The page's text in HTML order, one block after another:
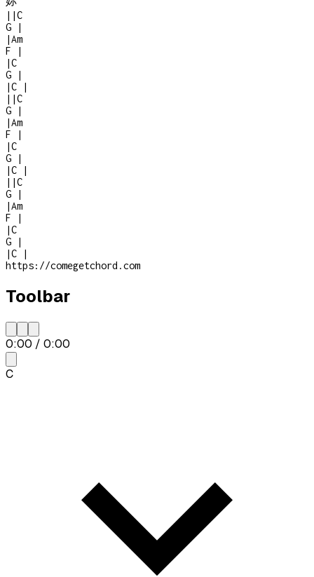
| |C
G
|
|Am
F
|
|C
G
|
|C
|
| |C
G
|
|Am
F
|
|C
G
|
|C
|
| |C
G
|
|Am
F
|
|C
G
|
|C
|
https://comegetchord.com
Toolbar
0:00 / 0:00
C